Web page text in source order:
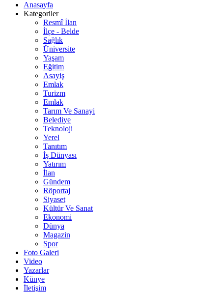
Anasayfa
Kategoriler
Resmî İlan
İlçe - Belde
Sağlık
Üniversite
Yaşam
Eğitim
Asayiş
Emlak
Turizm
Emlak
Tarım Ve Sanayi
Belediye
Teknoloji
Yerel
Tanıtım
İş Dünyası
Yatırım
İlan
Gündem
Röportaj
Siyaset
Kültür Ve Sanat
Ekonomi
Dünya
Magazin
Spor
Foto Galeri
Video
Yazarlar
Künye
İletişim